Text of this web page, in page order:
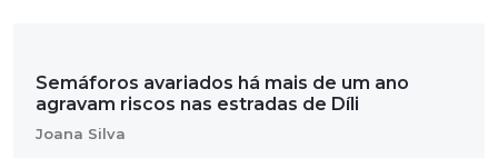
Semáforos avariados há mais de um ano
agravam riscos nas estradas de Díli
Joana Silva